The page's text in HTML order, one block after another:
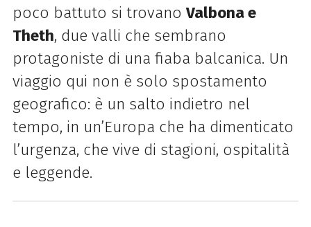
poco battuto si trovanoValbona e
Theth, due valli che sembrano
protagoniste di una fiaba balcanica. Un
viaggio qui non è solo spostamento
geografico: è un salto indietro nel
tempo, in un’Europa che ha dimenticato
l’urgenza, che vive di stagioni, ospitalità
e leggende.